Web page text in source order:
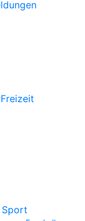
Freizeit
Sport